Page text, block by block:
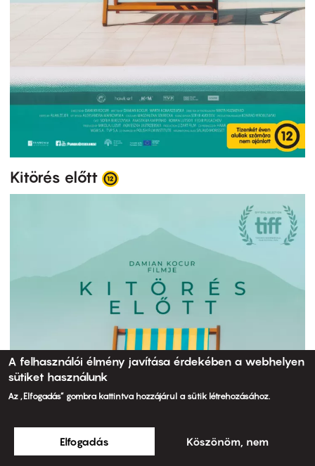
Kitörés előtt
A felhasználói élmény javítása érdekében a webhelyen
sütiket használunk
Az „Elfogadás” gombra kattintva hozzájárul a sütik létrehozásához.
Elfogadás Köszönöm, nem